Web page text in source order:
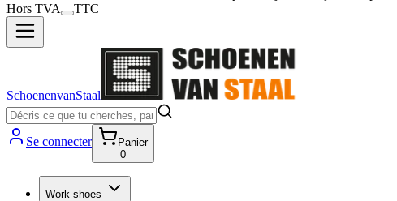
Hors TVA
TTC
SchoenenvanStaal
Se connecter
Panier
0
Work shoes